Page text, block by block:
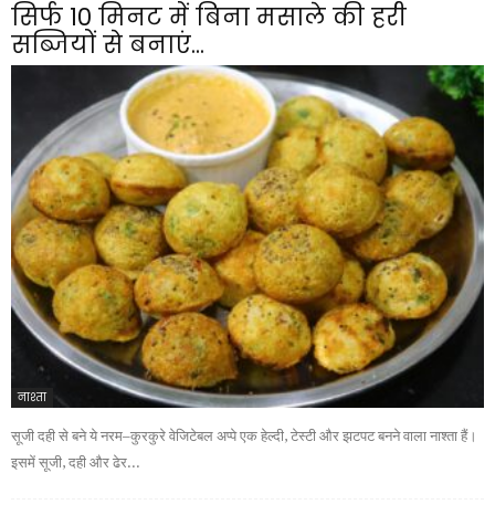
सिर्फ 10 मिनट में बिना मसाले की हरी
सब्जियों से बनाएं...
नाश्ता
सूजी दही से बने ये नरम–कुरकुरे वेजिटेबल अप्पे एक हेल्दी, टेस्टी और झटपट बनने वाला नाश्ता हैं।
इसमें सूजी, दही और ढेर...